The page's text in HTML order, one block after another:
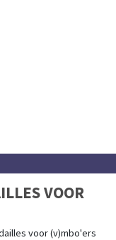
VOOR
voor (v)mbo'ers